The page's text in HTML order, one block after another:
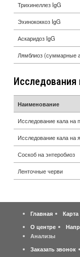
Трихинеллез IgG
Эхинококкоз IgG
Аскаридоз IgG
Лямблиоз (суммарные
Исследования
Наименование
Исследование кала на
Исследование кала на
Соскоб на энтеробиоз
Ленточные черви
Главная
Карта
О центре
Анализы
Заказать звонок